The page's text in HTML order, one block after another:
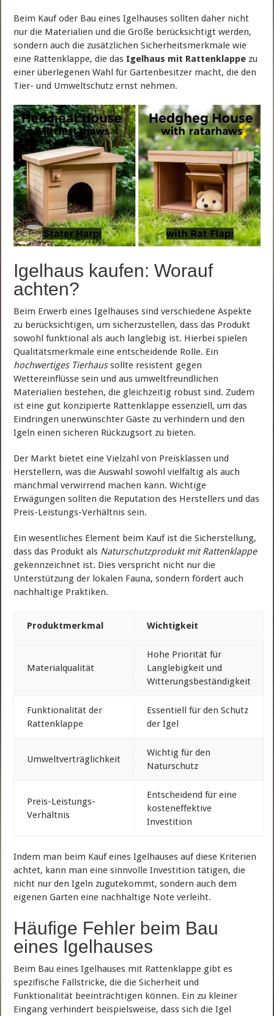
Beim Kauf oder Bau eines Igelhauses sollten daher nicht
nur die Materialien und die Größe berücksichtigt werden,
sondern auch die zusätzlichen Sicherheitsmerkmale wie
eine Rattenklappe, die das Igelhaus mit Rattenklappe zu
einer überlegenen Wahl für Gartenbesitzer macht, die den
Tier- und Umweltschutz ernst nehmen.
Igelhaus kaufen: Worauf
achten?
Beim Erwerb eines Igelhauses sind verschiedene Aspekte
zu berücksichtigen, um sicherzustellen, dass das Produkt
sowohl funktional als auch langlebig ist. Hierbei spielen
Qualitätsmerkmale eine entscheidende Rolle. Ein
hochwertiges Tierhaussollte resistent gegen
Wettereinflüsse sein und aus umweltfreundlichen
Materialien bestehen, die gleichzeitig robust sind. Zudem
ist eine gut konzipierte Rattenklappe essenziell, um das
Eindringen unerwünschter Gäste zu verhindern und den
Igeln einen sicheren Rückzugsort zu bieten.
Der Markt bietet eine Vielzahl von Preisklassen und
Herstellern, was die Auswahl sowohl vielfältig als auch
manchmal verwirrend machen kann. Wichtige
Erwägungen sollten die Reputation des Herstellers und das
Preis-Leistungs-Verhältnis sein.
Ein wesentliches Element beim Kauf ist die Sicherstellung,
dass das Produkt als Naturschutzprodukt mit Rattenklappe
gekennzeichnet ist. Dies verspricht nicht nur die
Unterstützung der lokalen Fauna, sondern fördert auch
nachhaltige Praktiken.
Produktmerkmal Wichtigkeit
Materialqualität
Hohe Priorität für
Langlebigkeit und
Witterungsbeständigkeit
Funktionalität der
Rattenklappe
Essentiell für den Schutz
der Igel
Umweltverträglichkeit
Wichtig für den
Naturschutz
Preis-Leistungs-
Verhältnis
Entscheidend für eine
kosteneffektive
Investition
Indem man beim Kauf eines Igelhauses auf diese Kriterien
achtet, kann man eine sinnvolle Investition tätigen, die
nicht nur den Igeln zugutekommt, sondern auch dem
eigenen Garten eine nachhaltige Note verleiht.
Häufige Fehler beim Bau
eines Igelhauses
Beim Bau eines Igelhauses mit Rattenklappe gibt es
spezifische Fallstricke, die die Sicherheit und
Funktionalität beeinträchtigen können. Ein zu kleiner
Eingang verhindert beispielsweise, dass sich die Igel